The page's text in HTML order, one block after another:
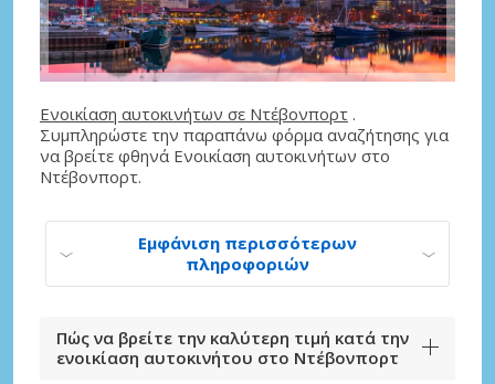
Ενοικίαση αυτοκινήτων σε Ντέβονπορτ .
Συμπληρώστε την παραπάνω φόρμα αναζήτησης για
να βρείτε φθηνά Ενοικίαση αυτοκινήτων στο
Ντέβονπορτ.
Εμφάνιση περισσότερων
πληροφοριών
Πώς να βρείτε την καλύτερη τιμή κατά την
ενοικίαση αυτοκινήτου στο Ντέβονπορτ